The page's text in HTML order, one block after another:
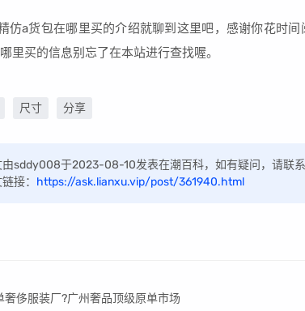
仿a货包在哪里买的介绍就聊到这里吧，感谢你花时
里买的信息别忘了在本站进行查找喔。
尺寸 分享
由sddy008于2023-08-10发表在潮百科，如有疑问，请联系
接： https://ask.lianxu.vip/post/361940.html
奢侈服装厂?广州奢品顶级原单市场